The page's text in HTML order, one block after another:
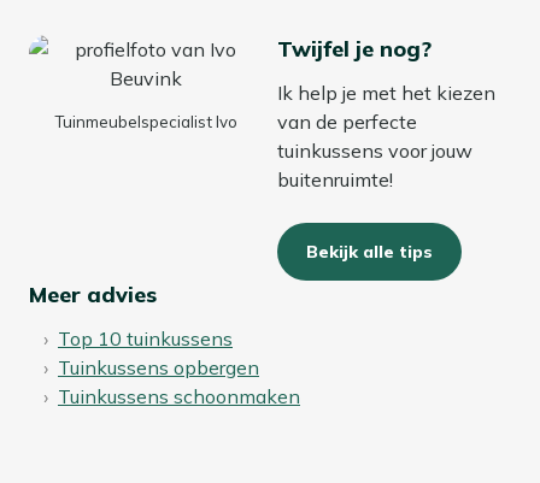
Tuinmeubelspecialist Ivo
Twijfel je nog?
Ik help je met het kiezen
van de perfecte
tuinkussens voor jouw
buitenruimte!
Bekijk alle tips
Meer advies
Top 10 tuinkussens
Tuinkussens opbergen
Tuinkussens schoonmaken